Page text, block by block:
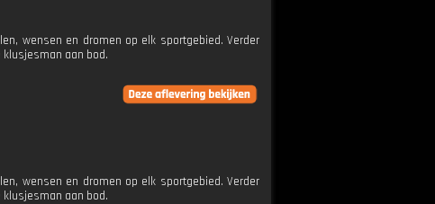
wensen en dromen op elk sportgebied. Verder
klusjesman aan bod.
wensen en dromen op elk sportgebied. Verder
klusjesman aan bod.